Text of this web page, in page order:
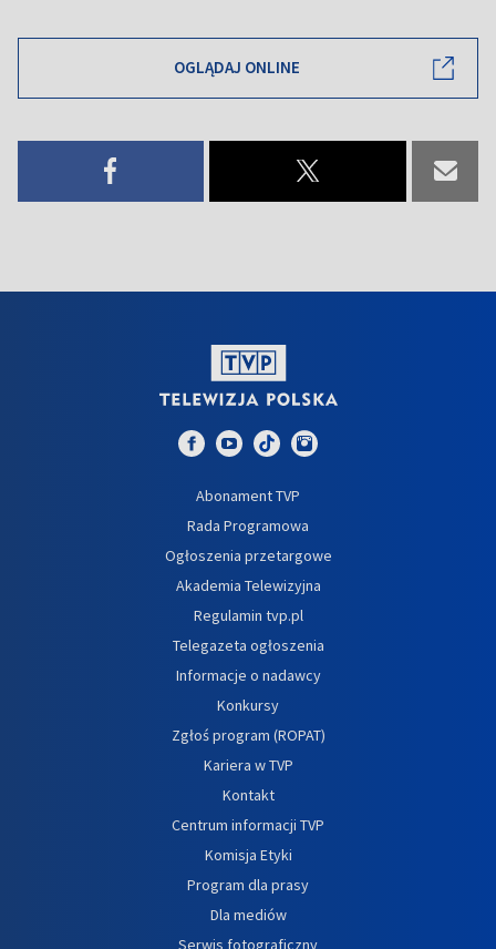
OGLĄDAJ ONLINE
Abonament TVP
Rada Programowa
Ogłoszenia przetargowe
Akademia Telewizyjna
Regulamin tvp.pl
Telegazeta ogłoszenia
Informacje o nadawcy
Konkursy
Zgłoś program (ROPAT)
Kariera w TVP
Kontakt
Centrum informacji TVP
Komisja Etyki
Program dla prasy
Dla mediów
Serwis fotograficzny